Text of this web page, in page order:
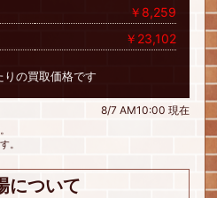
￥8,259
￥23,102
りの買取価格です
8/7 AM10:00 現在
。
について